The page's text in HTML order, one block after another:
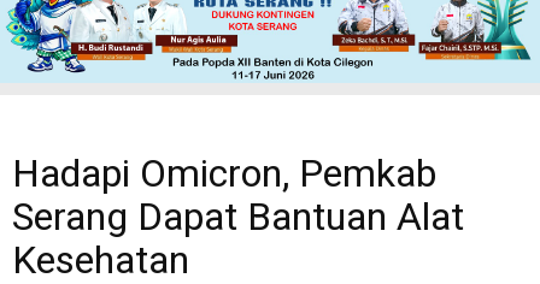
Hadapi Omicron, Pemkab
Serang Dapat Bantuan Alat
Kesehatan